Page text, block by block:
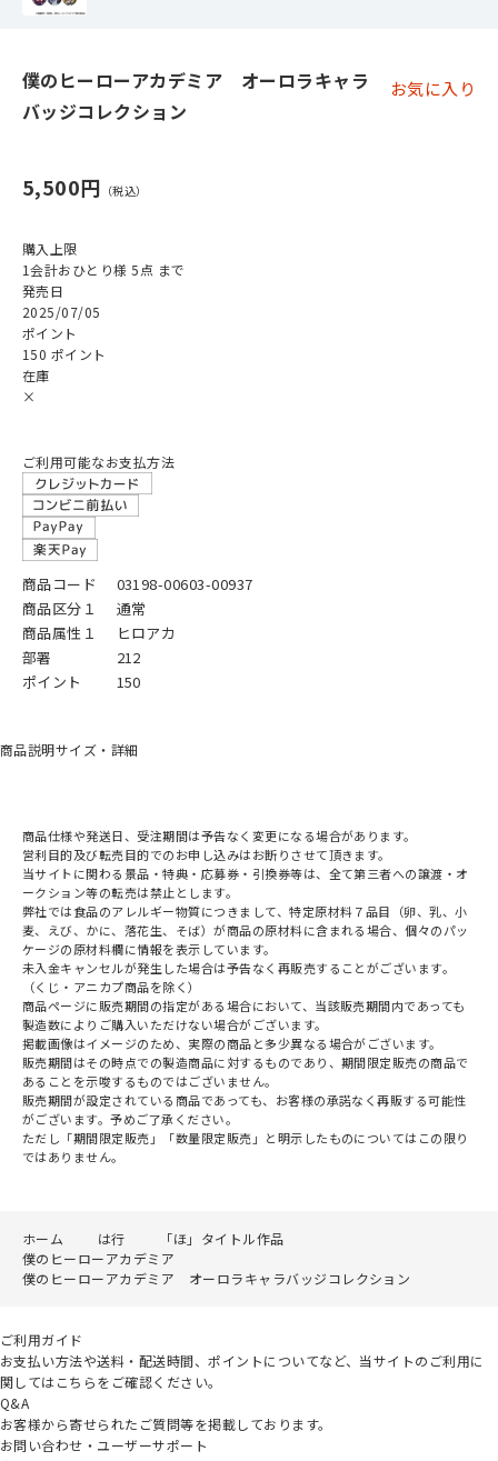
僕のヒーローアカデミア オーロラキャラ
バッジコレクション
お気に入り
5,500円
購入上限
1会計おひとり様 5点 まで
発売日
2025/07/05
ポイント
150 ポイント
在庫
×
ご利用可能なお支払方法
商品コード
03198-00603-00937
商品区分１
通常
商品属性１
ヒロアカ
部署
212
ポイント
150
商品説明サイズ・詳細
商品仕様や発送日、受注期間は予告なく変更になる場合があります。
営利目的及び転売目的でのお申し込みはお断りさせて頂きます。
当サイトに関わる景品・特典・応募券・引換券等は、全て第三者への譲渡・オ
ークション等の転売は禁止とします。
弊社では食品のアレルギー物質につきまして、特定原材料７品目（卵、乳、小
麦、えび、かに、落花生、そば）が商品の原材料に含まれる場合、個々のパッ
ケージの原材料欄に情報を表示しています。
未入金キャンセルが発生した場合は予告なく再販売することがございます。
（くじ・アニカプ商品を除く）
商品ページに販売期間の指定がある場合において、当該販売期間内であっても
製造数によりご購入いただけない場合がございます。
掲載画像はイメージのため、実際の商品と多少異なる場合がございます。
販売期間はその時点での製造商品に対するものであり、期間限定販売の商品で
あることを示唆するものではございません。
販売期間が設定されている商品であっても、お客様の承諾なく再販する可能性
がございます。予めご了承ください。
ただし「期間限定販売」「数量限定販売」と明示したものについてはこの限り
ではありません。
ホーム は行
「ほ」タイトル作品
僕のヒーローアカデミア
僕のヒーローアカデミア オーロラキャラバッジコレクション
ご利用ガイド
お支払い方法や送料・配送時間、ポイントについてなど、当サイトのご利用に
関してはこちらをご確認ください。
Q&A
お客様から寄せられたご質問等を掲載しております。
お問い合わせ・ユーザーサポート